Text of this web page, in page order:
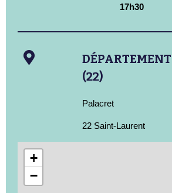
17h30
DÉPARTEMENT
(22)
Palacret
22 Saint-Laurent
+
−